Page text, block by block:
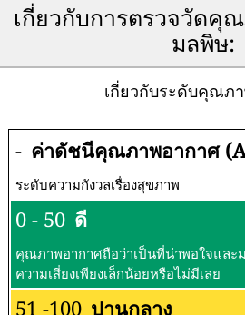
เกี่ยวกับการตรวจวัดคุ
มลพิษ:
เกี่ยวกับระดับคุณภ
- ค่าดัชนีคุณภาพอากาศ
ระดับความกังวลเรื่องสุขภาพ
0 - 50 ดี
คุณภาพอากาศถือว่าเป็นที่น่าพอใจและ
ความเสี่ยงเพียงเล็กน้อยหรือไม่มีเลย
51 -100 ปานกลาง